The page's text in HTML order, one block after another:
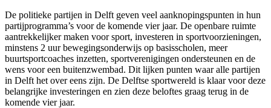
De politieke partijen in Delft geven veel aanknopingspunten in hun
partijprogramma’s voor de komende vier jaar. De openbare ruimte
aantrekkelijker maken voor sport, investeren in sportvoorzieningen,
minstens 2 uur bewegingsonderwijs op basisscholen, meer
buurtsportcoaches inzetten, sportverenigingen ondersteunen en de
wens voor een buitenzwembad. Dit lijken punten waar alle partijen
in Delft het over eens zijn. De Delftse sportwereld is klaar voor deze
belangrijke investeringen en zien deze beloftes graag terug in de
komende vier jaar.